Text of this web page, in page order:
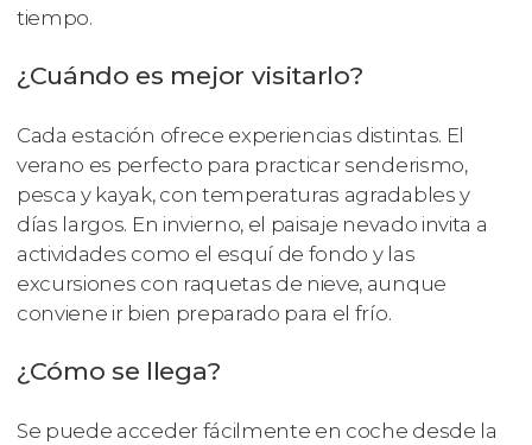
tiempo.
¿Cuándo es mejor visitarlo?
Cada estación ofrece experiencias distintas. El
verano es perfecto para practicar senderismo,
pesca y kayak, con temperaturas agradables y
días largos. En invierno, el paisaje nevado invita a
actividades como el esquí de fondo y las
excursiones con raquetas de nieve, aunque
conviene ir bien preparado para el frío.
¿Cómo se llega?
Se puede acceder fácilmente en coche desde la